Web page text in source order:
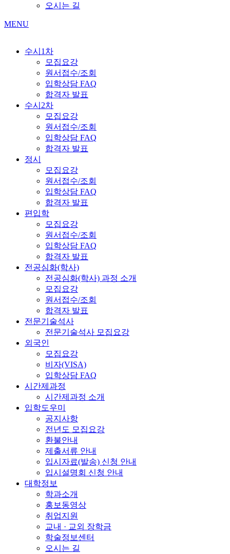
오시는 길
MENU
수시1차
모집요강
원서접수/조회
입학상담 FAQ
합격자 발표
수시2차
모집요강
원서접수/조회
입학상담 FAQ
합격자 발표
정시
모집요강
원서접수/조회
입학상담 FAQ
합격자 발표
편입학
모집요강
원서접수/조회
입학상담 FAQ
합격자 발표
전공심화(학사)
전공심화(학사) 과정 소개
모집요강
원서접수/조회
합격자 발표
전문기술석사
전문기술석사 모집요강
외국인
모집요강
비자(VISA)
입학상담 FAQ
시간제과정
시간제과정 소개
입학도우미
공지사항
전년도 모집요강
환불안내
제출서류 안내
입시자료(발송) 신청 안내
입시설명회 신청 안내
대학정보
학과소개
홍보동영상
취업지원
교내 · 교외 장학금
학술정보센터
오시는 길